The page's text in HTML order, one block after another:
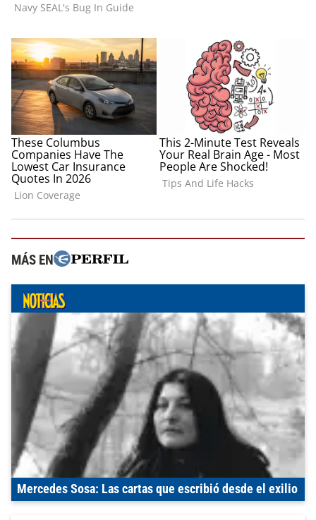
MÁS EN
Mercedes Sosa: Las cartas que escribió desde el exilio